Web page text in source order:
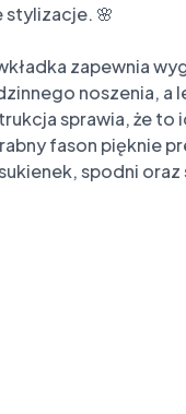
stylizacje. 🌸
zapewnia
noszenia, a
sprawia, że to
fason pięknie
spodni oraz